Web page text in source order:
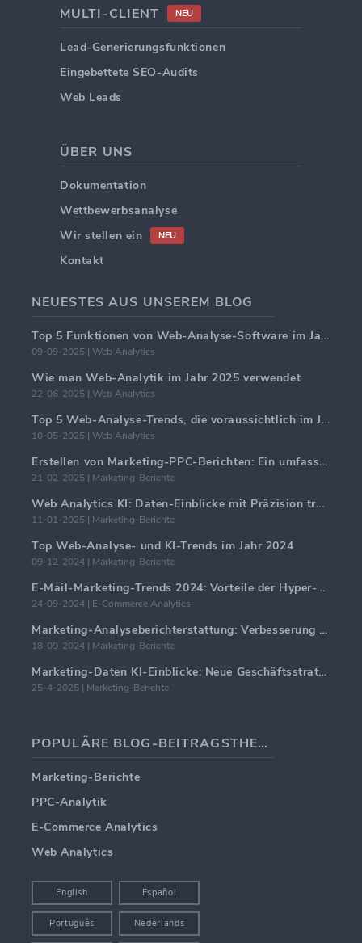
MULTI-CLIENT NEU
Lead-Generierungsfunktionen
Eingebettete SEO-Audits
Web Leads
ÜBER UNS
Dokumentation
Wettbewerbsanalyse
Wir stellen ein
NEU
Kontakt
NEUESTES AUS UNSEREM BLOG
Top 5 Funktionen von Web-Analyse-Software im Jahr 2025
09-09-2025 | Web Analytics
Wie man Web-Analytik im Jahr 2025 verwendet
22-06-2025 | Web Analytics
Top 5 Web-Analyse-Trends, die voraussichtlich im Jahr 2025 dominieren werden
10-05-2025 | Web Analytics
Erstellen von Marketing-PPC-Berichten: Ein umfassender Leitfaden
21-02-2025 | Marketing-Berichte
Web Analytics KI: Daten-Einblicke mit Präzision transformieren
11-01-2025 | Marketing-Berichte
Top Web-Analyse- und KI-Trends im Jahr 2024
09-12-2024 | Marketing-Berichte
E-Mail-Marketing-Trends 2024: Vorteile der Hyper-Personalisierung
24-09-2024 | E-Commerce Analytics
Marketing-Analyseberichterstattung: Verbesserung der Geschäftseinblicke
18-09-2024 | Marketing-Berichte
Marketing-Daten KI-Einblicke: Neue Geschäftsstrategien für 2024
25-4-2025 | Marketing-Berichte
POPULÄRE BLOG-BEITRAGSTHEMEN
Marketing-Berichte
PPC-Analytik
E-Commerce Analytics
Web Analytics
English Español
Português Nederlands